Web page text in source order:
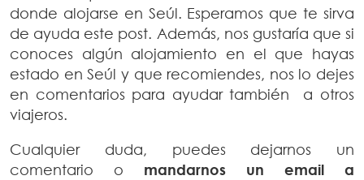
donde alojarse en Seúl. Esperamos que te sirva
de ayuda este post. Además, nos gustaría que si
conoces algún alojamiento en el que hayas
estado en Seúl y que recomiendes, nos lo dejes
en comentarios para ayudar también a otros
viajeros.
Cualquier duda, puedes dejarnos un
comentario o mandarnos un email a